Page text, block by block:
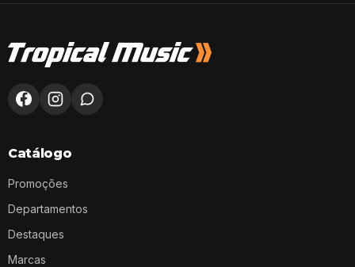
Catálogo
Promoções
Departamentos
Destaques
Marcas